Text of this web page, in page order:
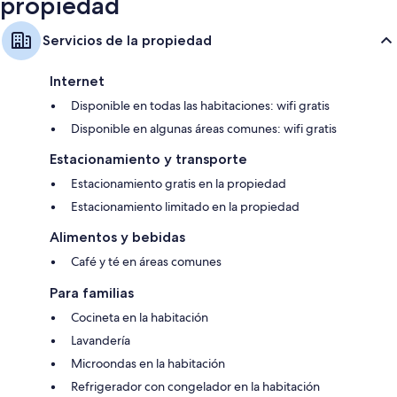
Servicios de la propiedad
Internet
Disponible en todas las habitaciones: wifi gratis
Disponible en algunas áreas comunes: wifi gratis
Estacionamiento y transporte
Estacionamiento gratis en la propiedad
Estacionamiento limitado en la propiedad
Alimentos y bebidas
Café y té en áreas comunes
Para familias
Cocineta en la habitación
Lavandería
Microondas en la habitación
Refrigerador con congelador en la habitación